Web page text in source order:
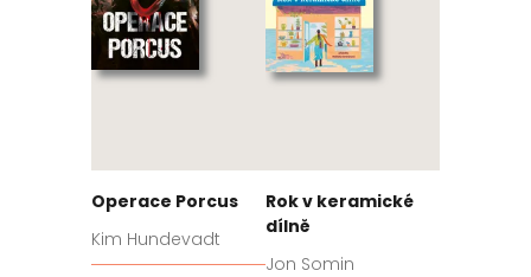
Operace Porcus
Kim Hundevadt
Rok v keramické
dílně
Jon Somin